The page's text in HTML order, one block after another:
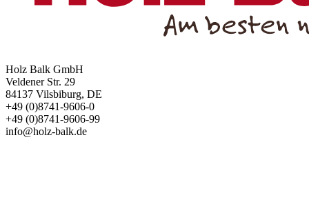
Holz Balk GmbH
Veldener Str. 29
84137 Vilsbiburg, DE
+49 (0)8741-9606-0
+49 (0)8741-9606-99
info@holz-balk.de